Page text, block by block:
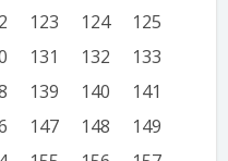
123 124
125
131 132
133
139 140
141
147 148
149